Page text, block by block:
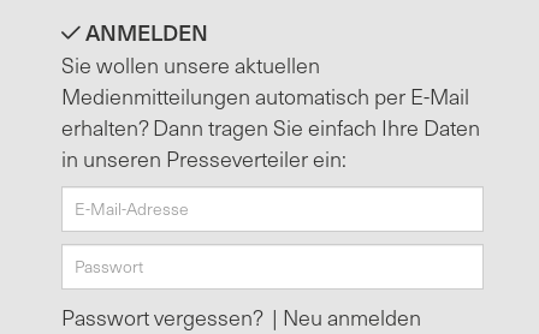
ANMELDEN
Sie wollen unsere aktuellen
Medienmitteilungen automatisch per E-Mail
erhalten? Dann tragen Sie einfach Ihre Daten
in unseren Presseverteiler ein:
Passwort vergessen? | Neu anmelden